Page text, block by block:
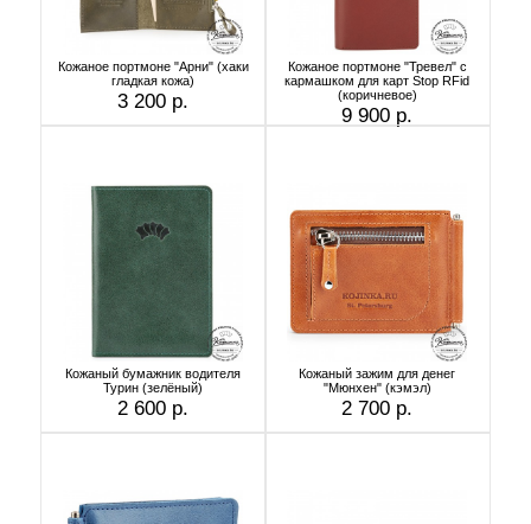
Кожаное портмоне "Арни" (хаки
гладкая кожа)
3 200 р.
Кожаное портмоне "Тревел" с
кармашком для карт Stop RFid
(коричневое)
9 900 р.
Кожаный бумажник водителя
Турин (зелёный)
2 600 р.
Кожаный зажим для денег
"Мюнхен" (кэмэл)
2 700 р.